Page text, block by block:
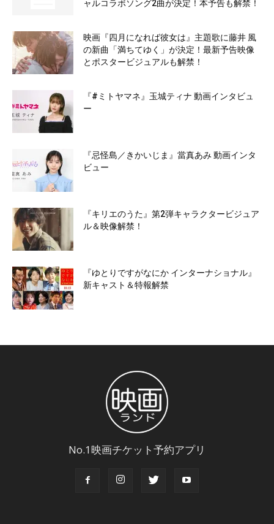
ャルコラボソング2曲が決定！本予告も解禁！
映画『四月になれば彼女は』主題歌に藤井 風
の新曲「満ちてゆく」が決定！最新予告映像
とポスタービジュアルも解禁！
『#ミトヤマネ』玉城ティナ 動画インタビュ
ー
『忌怪島／きかいじま』當真あみ 動画インタ
ビュー
『キリエのうた』第2弾キャラクタービジュア
ル＆映像解禁！
『ゆとりですがなにか インターナショナル』
新キャスト＆特報解禁
No.1映画チケット予約アプリ